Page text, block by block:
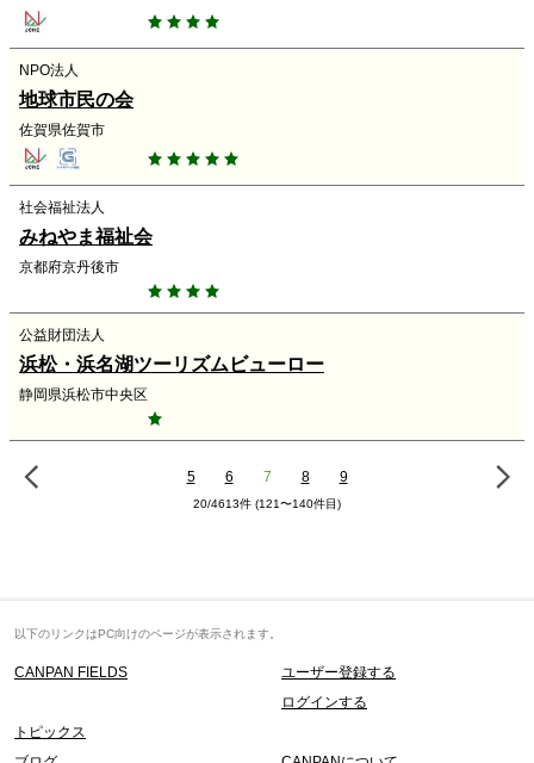
NPO法人
地球市民の会
佐賀県佐賀市
社会福祉法人
みねやま福祉会
京都府京丹後市
公益財団法人
浜松・浜名湖ツーリズムビューロー
静岡県浜松市中央区
5 6 7 8 9
20/4613件 (121〜140件目)
以下のリンクはPC向けのページが表示されます。
CANPAN FIELDS
ユーザー登録する
ログインする
トピックス